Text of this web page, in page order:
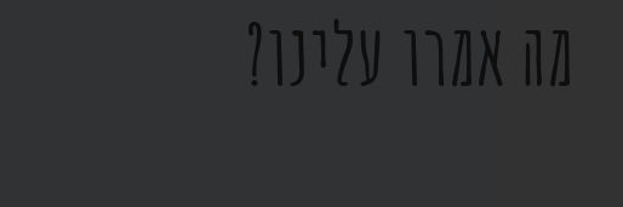
מה אמרו עלינו?